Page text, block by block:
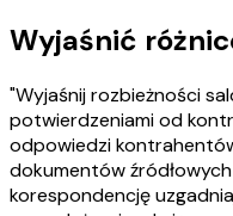
Wyjaśnić
"Wyjaśnij rozbieżności
potwierdzeniami od
odpowiedzi
dokumentów
korespondencję